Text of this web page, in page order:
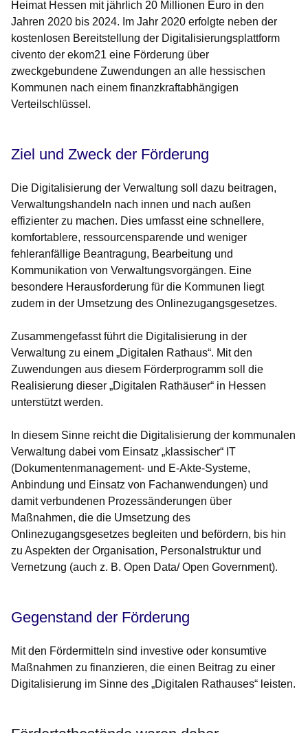
Heimat Hessen mit jährlich 20 Millionen Euro in den
Jahren 2020 bis 2024. Im Jahr 2020 erfolgte neben der
kostenlosen Bereitstellung der Digitalisierungsplattform
civento der ekom21 eine Förderung über
zweckgebundene Zuwendungen an alle hessischen
Kommunen nach einem finanzkraftabhängigen
Verteilschlüssel.
Ziel und Zweck der Förderung
Die Digitalisierung der Verwaltung soll dazu beitragen,
Verwaltungshandeln nach innen und nach außen
effizienter zu machen. Dies umfasst eine schnellere,
komfortablere, ressourcensparende und weniger
fehleranfällige Beantragung, Bearbeitung und
Kommunikation von Verwaltungsvorgängen. Eine
besondere Herausforderung für die Kommunen liegt
zudem in der Umsetzung des Onlinezugangsgesetzes.
Zusammengefasst führt die Digitalisierung in der
Verwaltung zu einem „Digitalen Rathaus“. Mit den
Zuwendungen aus diesem Förderprogramm soll die
Realisierung dieser „Digitalen Rathäuser“ in Hessen
unterstützt werden.
In diesem Sinne reicht die Digitalisierung der kommunalen
Verwaltung dabei vom Einsatz „klassischer“ IT
(Dokumentenmanagement- und E-Akte-Systeme,
Anbindung und Einsatz von Fachanwendungen) und
damit verbundenen Prozessänderungen über
Maßnahmen, die die Umsetzung des
Onlinezugangsgesetzes begleiten und befördern, bis hin
zu Aspekten der Organisation, Personalstruktur und
Vernetzung (auch z. B. Open Data/ Open Government).
Gegenstand der Förderung
Mit den Fördermitteln sind investive oder konsumtive
Maßnahmen zu finanzieren, die einen Beitrag zu einer
Digitalisierung im Sinne des „Digitalen Rathauses“ leisten.